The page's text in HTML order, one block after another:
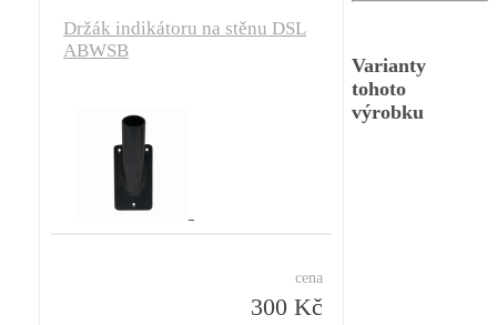
Držák indikátoru na stěnu DSL
ABWSB
cena
300 Kč
Varianty
tohoto
výrobku